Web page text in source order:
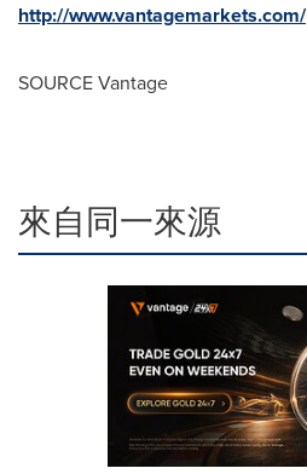
http://www.vantagemarkets.com/
SOURCE Vantage
來自同一來源